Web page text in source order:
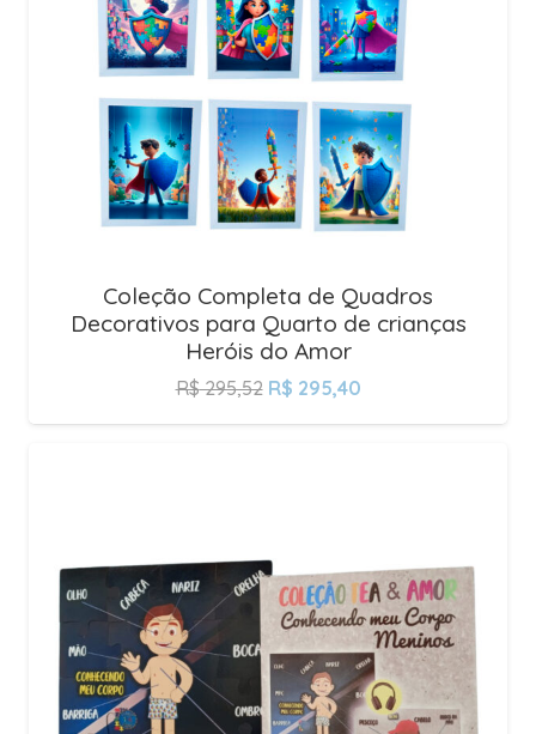
Coleção Completa de Quadros
Decorativos para Quarto de crianças
Heróis do Amor
R$295,52 R$ 295,40